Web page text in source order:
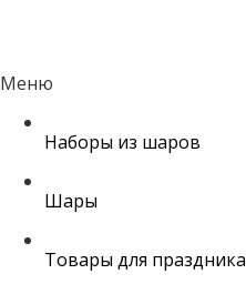
Меню
Наборы из шаров
Шары
Товары для праздника